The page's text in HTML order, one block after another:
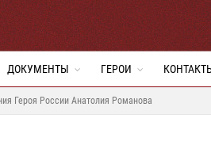
ДОКУМЕНТЫ ГЕРОИ
Героя России Анатолия Романова